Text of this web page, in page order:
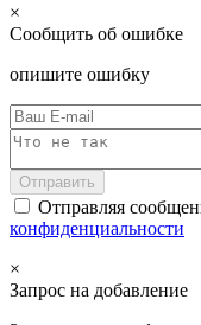
×
Сообщить об ошибке
опишите ошибку
Отправить
Отправляя
конфиденциальности
×
Запрос на добавление